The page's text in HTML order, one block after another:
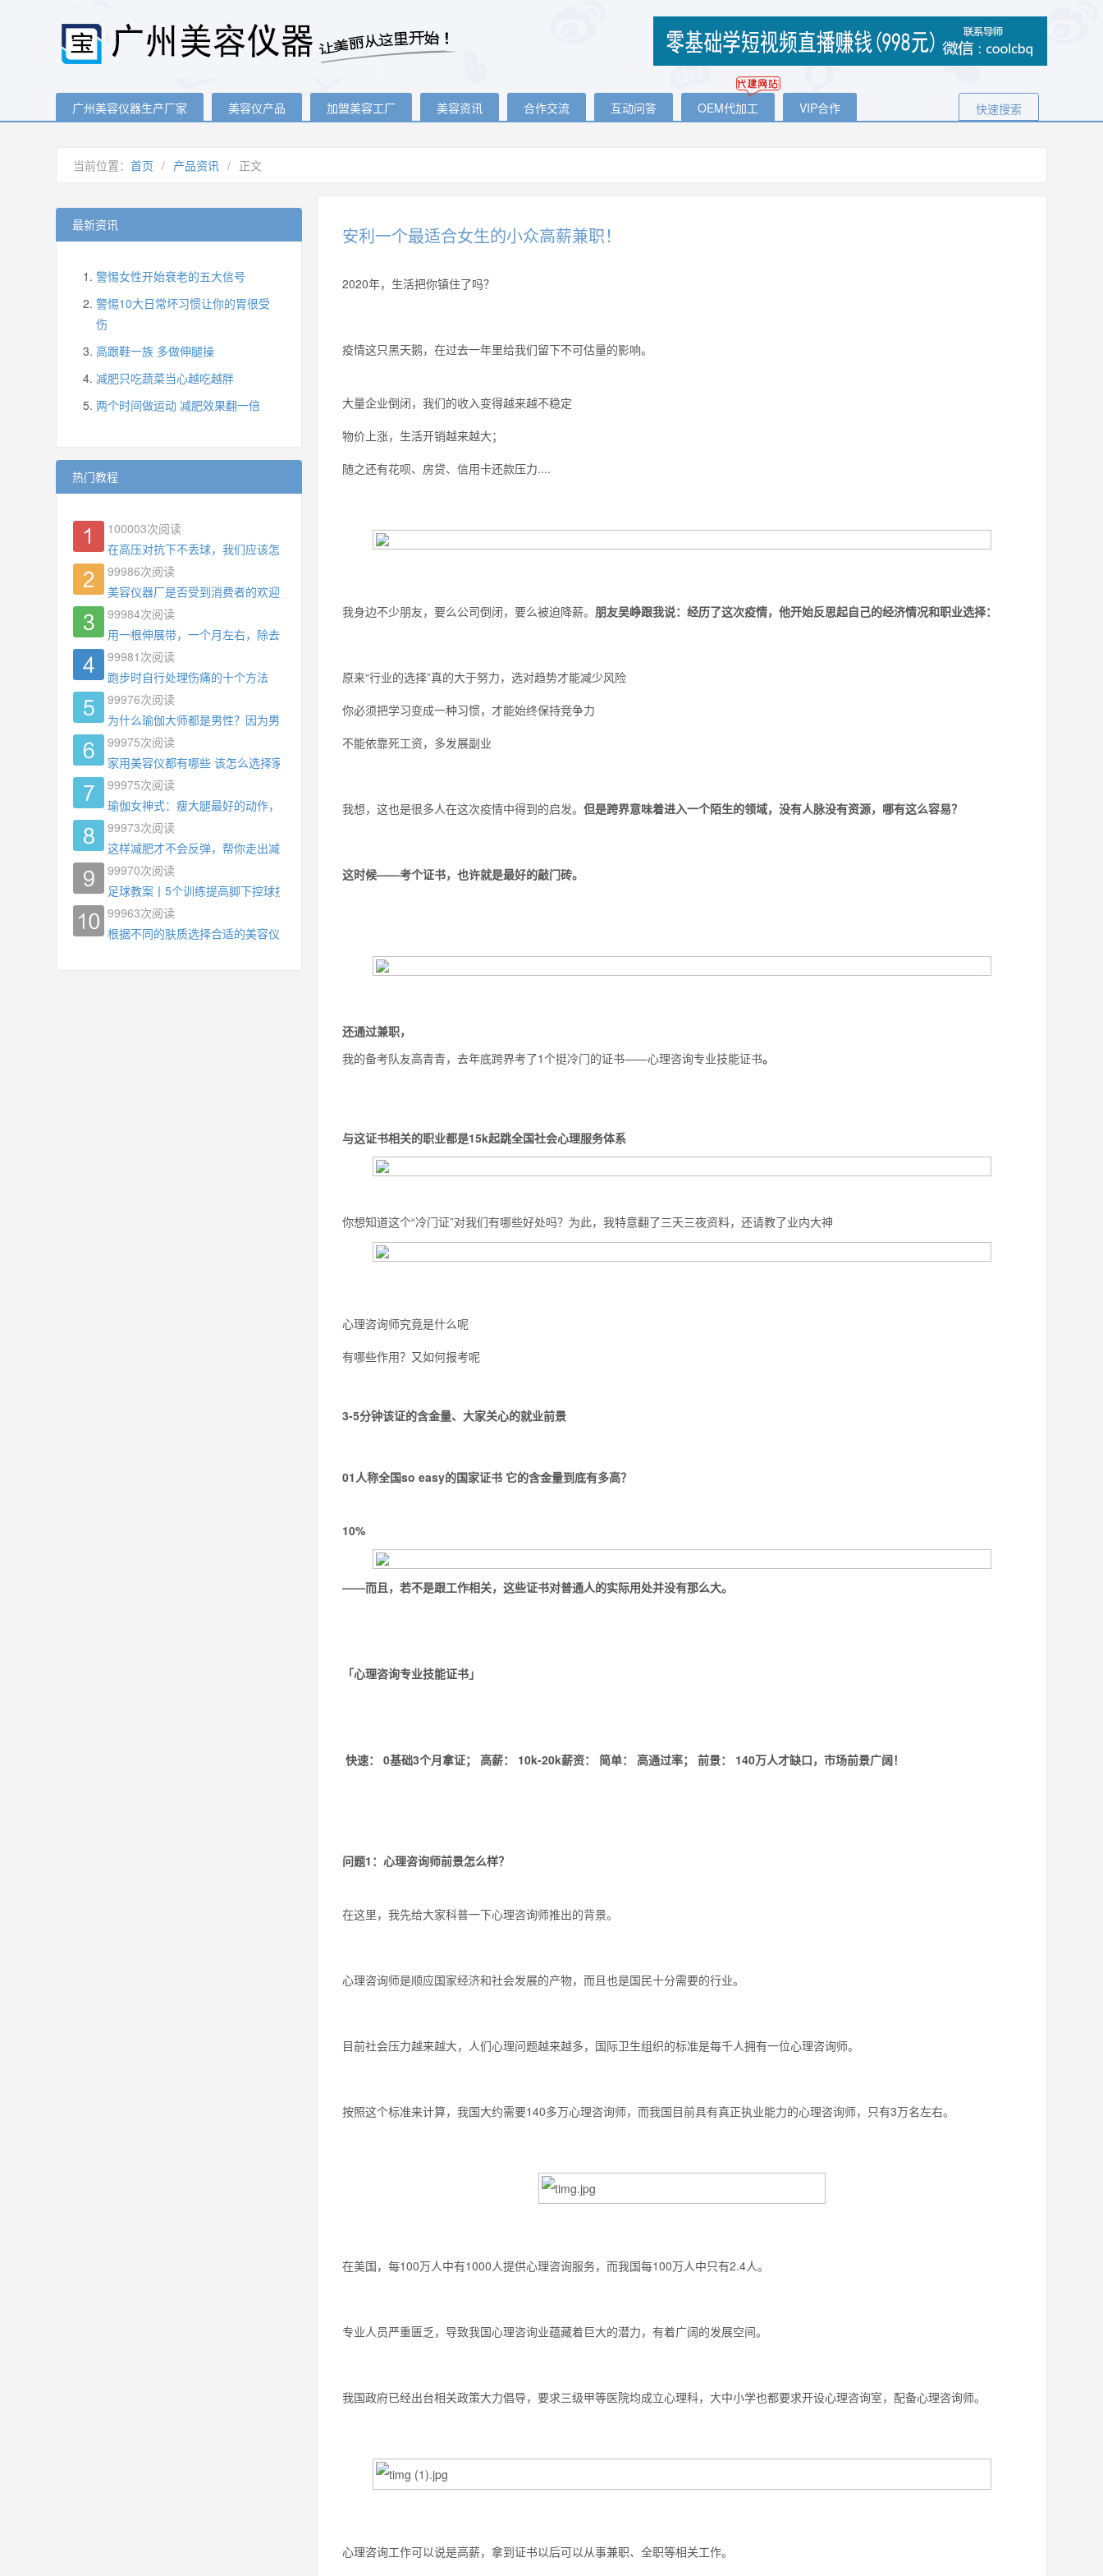
广州美容仪器生产厂家 美容仪产品 加盟美容工厂 美容资讯 合作交流 互动问答 OEM代加工 VIP合作 快速搜索
当前位置： 首页 / 产品资讯 / 正文
安利一个最适合女生的小众高薪兼职！
2020年，生活把你镇住了吗？
疫情这只黑天鹅，在过去一年里给我们留下不可估量的影响。
大量企业倒闭，我们的收入变得越来越不稳定
物价上涨，生活开销越来越大；
随之还有花呗、房贷、信用卡还款压力....
我身边不少朋友，要么公司倒闭，要么被迫降薪。 朋友吴峥跟我说：经历了这次疫情，他开始反思起自己的经济情况和职业选择：
原来“行业的选择”真的大于努力，选对趋势才能减少风险
你必须把学习变成一种习惯，才能始终保持竞争力
不能依靠死工资，多发展副业
我想，这也是很多人在这次疫情中得到的启发。 但是跨界意味着进入一个陌生的领域，没有人脉没有资源，哪有这么容易？
这时候——考个证书，也许就是最好的敲门砖。
还通过兼职，
我的备考队友高青青，去年底跨界考了1个挺冷门的证书——心理咨询专业技能证书。
与这证书相关的职业都是15k起跳全国社会心理服务体系
你想知道这个“冷门证”对我们有哪些好处吗？为此，我特意翻了三天三夜资料，还请教了业内大神
心理咨询师究竟是什么呢
有哪些作用？又如何报考呢
3-5分钟该证的含金量、大家关心的就业前景
01人称全国so easy的国家证书 它的含金量到底有多高？
10%
——而且，若不是跟工作相关，这些证书对普通人的实际用处并没有那么大。
「心理咨询专业技能证书」
快速： 0基础3个月拿证； 高薪： 10k-20k薪资： 简单： 高通过率； 前景： 140万人才缺口，市场前景广阔！
问题1：心理咨询师前景怎么样？
在这里，我先给大家科普一下心理咨询师推出的背景。
心理咨询师是顺应国家经济和社会发展的产物，而且也是国民十分需要的行业。
目前社会压力越来越大，人们心理问题越来越多，国际卫生组织的标准是每千人拥有一位心理咨询师。
按照这个标准来计算，我国大约需要140多万心理咨询师，而我国目前具有真正执业能力的心理咨询师，只有3万名左右。
在美国，每100万人中有1000人提供心理咨询服务，而我国每100万人中只有2.4人。
专业人员严重匮乏，导致我国心理咨询业蕴藏着巨大的潜力，有着广阔的发展空间。
我国政府已经出台相关政策大力倡导，要求三级甲等医院均成立心理科，大中小学也都要求开设心理咨询室，配备心理咨询师。
心理咨询工作可以说是高薪，拿到证书以后可以从事兼职、全职等相关工作。
最新资讯
警惕女性开始衰老的五大信号
警惕10大日常坏习惯让你的胃很受
伤
高跟鞋一族 多做伸腿操
减肥只吃蔬菜当心越吃越胖
两个时间做运动 减肥效果翻一倍
热门教程
100003次阅读
在高压对抗下不丢球，我们应该怎么练?
99986次阅读
美容仪器厂是否受到消费者的欢迎
99984次阅读
用一根伸展带，一个月左右，除去了手臂拜拜肉，背也变薄了
99981 次阅读
跑步时自行处理伤痛的十个方法
99976次阅读
为什么瑜伽大师都是男性？因为男权，让女性失去同等的机会
99975次阅读
家用美容仪都有哪些 该怎么选择家用美容仪
99975次阅读
瑜伽女神式：瘦大腿最好的动作，没有之一，为什么你练了没效果？
99973次阅读
这样减肥才不会反弹，帮你走出减肥瓶颈
99970次阅读
足球教案丨5个训练提高脚下控球技术
99963次阅读
根据不同的肤质选择合适的美容仪器